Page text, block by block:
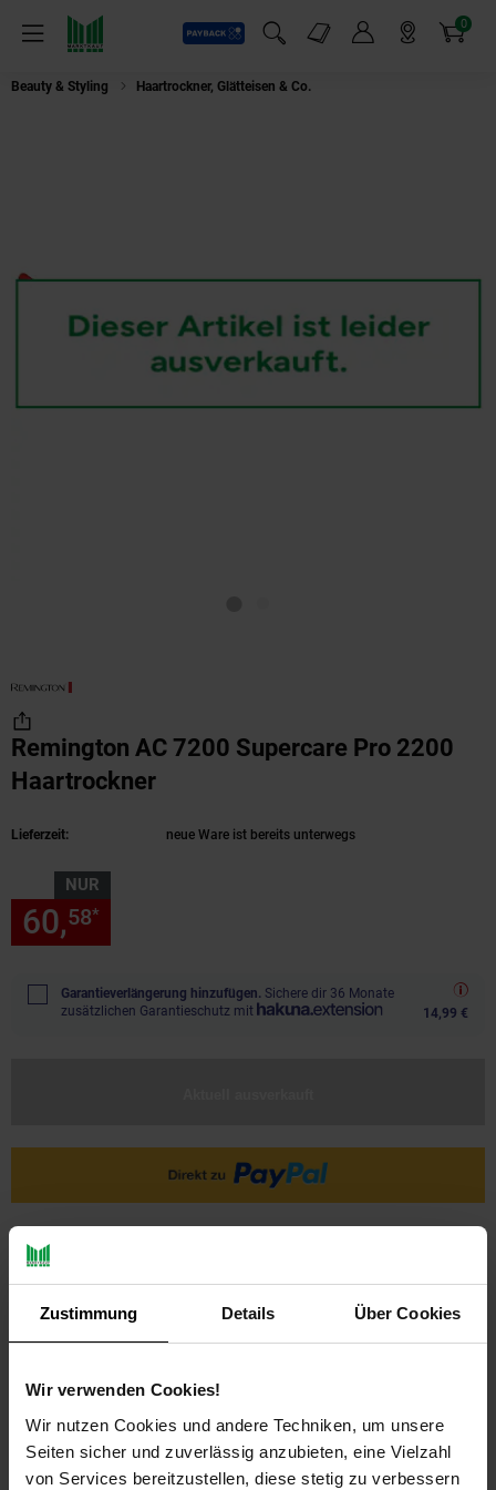
Zustimmung Details Über Cookies
Wir verwenden Cookies!
Wir nutzen Cookies und andere Techniken, um unsere
Seiten sicher und zuverlässig anzubieten, eine Vielzahl
von Services bereitzustellen, diese stetig zu verbessern
Menü
Payback
Suchfeld einblenden
Markt-Angebote 0
Artikel
Beauty & Styling Haartrockner, Glätteisen & Co.
Remington AC 7200 Supercare Pro 2200
Haartrockner
Lieferzeit: neue Ware ist bereits unterwegs
NUR
60,58*
Garantieverlängerung hinzufügen. Sichere dir 36 Monate
zusätzlichen Garantieschutz mit
14,99 €
Ja, ich möchte ein Altgerät abgeben.
PAYBACK